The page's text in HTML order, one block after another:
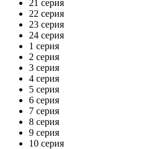
21 серия
22 серия
23 серия
24 серия
1 серия
2 серия
3 серия
4 серия
5 серия
6 серия
7 серия
8 серия
9 серия
10 серия